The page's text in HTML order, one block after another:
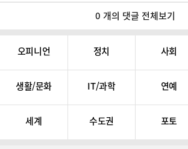
0 개의 댓글 전체보기
오피니언 정치 사회
생활/문화 IT/과학 연예
세계 수도권 포토